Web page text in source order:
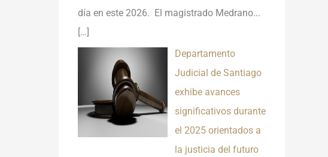
día en este 2026. El magistrado Medrano...
[…]
Departamento
Judicial de Santiago
exhibe avances
significativos durante
el 2025 orientados a
la justicia del futuro